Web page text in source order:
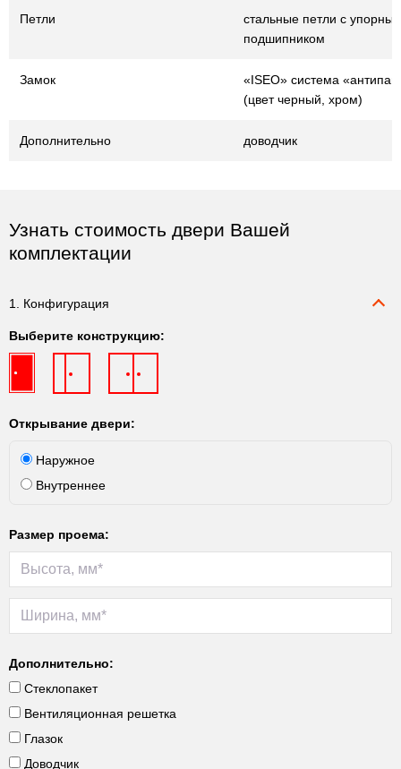
Петли
стальные петли с
подшипником
Замок
«ISEO» система
(цвет черный, хром)
Дополнительно доводчик
Узнать стоимость двери Вашей
комплектации
1. Конфигурация
Выберите конструкцию:
Открывание двери:
Наружное
Внутреннее
Размер проема:
Дополнительно:
Стеклопакет
Вентиляционная решетка
Глазок
Доводчик